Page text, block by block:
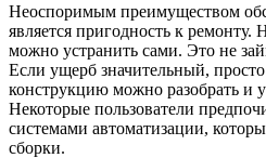
Неоспоримым преимуществом
является пригодность к ремонту.
можно устранить сами. Это не
Если ущерб значительный,
конструкцию можно разобрать и
Некоторые пользователи
системами автоматизации,
сборки.